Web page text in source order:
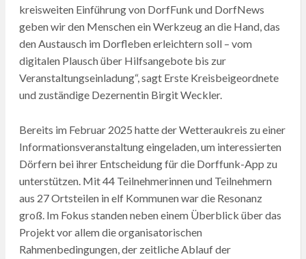
kreisweiten Einführung von DorfFunk und DorfNews
geben wir den Menschen ein Werkzeug an die Hand, das
den Austausch im Dorfleben erleichtern soll – vom
digitalen Plausch über Hilfsangebote bis zur
Veranstaltungseinladung“, sagt Erste Kreisbeigeordnete
und zuständige Dezernentin Birgit Weckler.
Bereits im Februar 2025 hatte der Wetteraukreis zu einer
Informationsveranstaltung eingeladen, um interessierten
Dörfern bei ihrer Entscheidung für die Dorffunk-App zu
unterstützen. Mit 44 Teilnehmerinnen und Teilnehmern
aus 27 Ortsteilen in elf Kommunen war die Resonanz
groß. Im Fokus standen neben einem Überblick über das
Projekt vor allem die organisatorischen
Rahmenbedingungen, der zeitliche Ablauf der